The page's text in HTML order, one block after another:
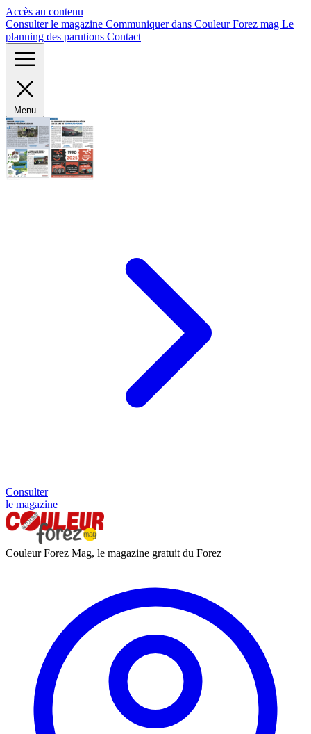
Accès au contenu
Consulter le magazine Communiquer dans Couleur Forez mag Le
planning des parutions Contact
Menu
Consulter
le magazine
Couleur Forez Mag, le magazine gratuit du Forez
Panneau de gestion des cookies